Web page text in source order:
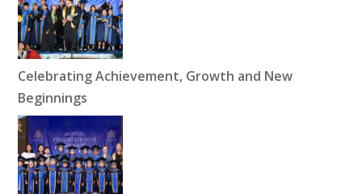
Celebrating Achievement, Growth and New
Beginnings